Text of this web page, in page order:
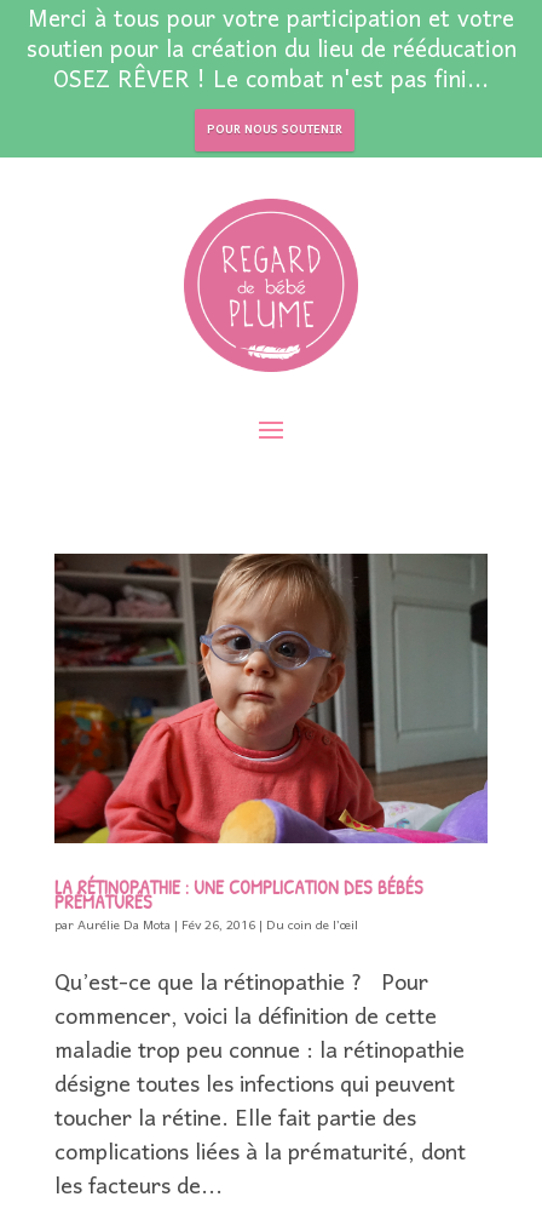
Merci à tous pour votre participation et votre
soutien pour la création du lieu de rééducation
OSEZ RÊVER ! Le combat n'est pas fini...
POUR NOUS SOUTENIR
LA RÉTINOPATHIE : UNE COMPLICATION DES BÉBÉS
PRÉMATURÉS
parAurélie Da Mota| Fév 26, 2016| Du coin de l’œil
Qu’est-ce que la rétinopathie ? Pour
commencer, voici la définition de cette
maladie trop peu connue : la rétinopathie
désigne toutes les infections qui peuvent
toucher la rétine. Elle fait partie des
complications liées à la prématurité, dont
les facteurs de...